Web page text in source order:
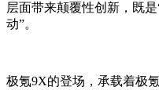
层面带来颠覆性创新，既
动”。
极氪9X的登场，承载着极